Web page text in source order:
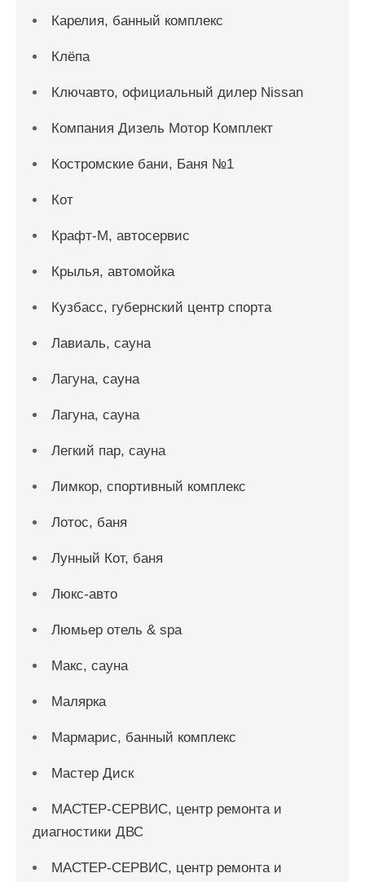
Карелия, банный комплекс
Клёпа
Ключавто, официальный дилер Nissan
Компания Дизель Мотор Комплект
Костромские бани, Баня №1
Кот
Крафт-М, автосервис
Крылья, автомойка
Кузбасс, губернский центр спорта
Лавиаль, сауна
Лагуна, сауна
Лагуна, сауна
Легкий пар, сауна
Лимкор, спортивный комплекс
Лотос, баня
Лунный Кот, баня
Люкс-авто
Люмьер отель & spa
Макс, сауна
Малярка
Мармарис, банный комплекс
Мастер Диск
МАСТЕР-СЕРВИС, центр ремонта и
диагностики ДВС
МАСТЕР-СЕРВИС, центр ремонта и